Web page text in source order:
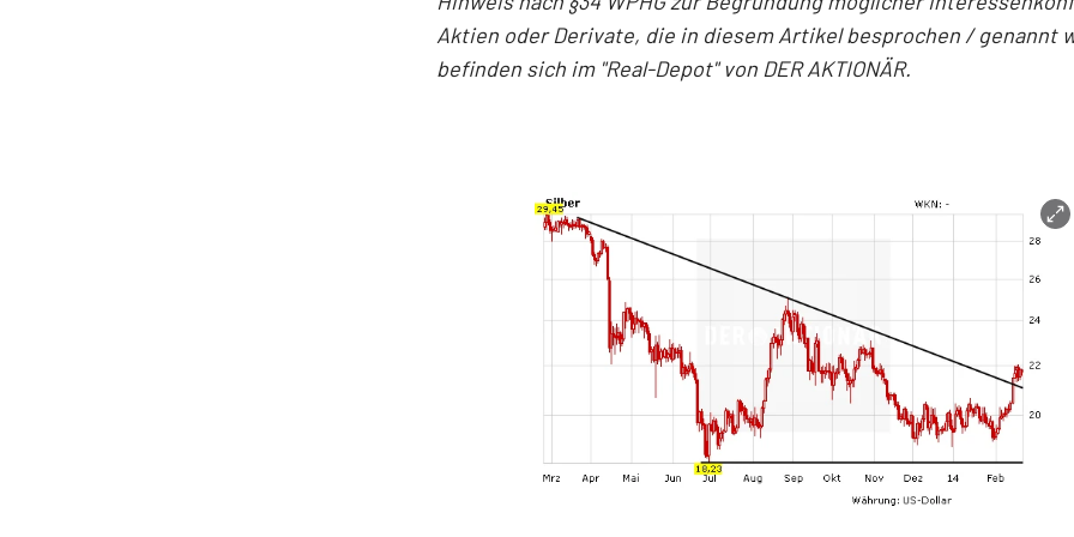
Aktien oder Derivate, die in diesem Artikel besprochen / genannt
befinden sich im "Real-Depot" von DER AKTIONÄR.